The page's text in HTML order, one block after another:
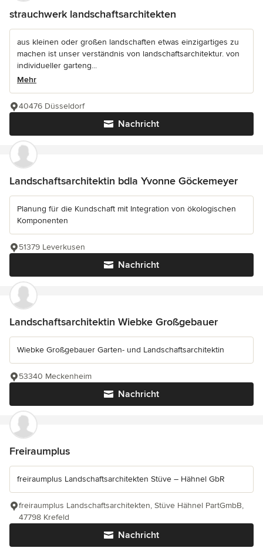
strauchwerk landschaftsarchitekten
aus kleinen oder großen landschaften etwas einzigartiges zu
machen ist unser verständnis von landschaftsarchitektur. von
individueller garteng...
Mehr
Nachricht
40476 Düsseldorf
Landschaftsarchitektin bdla Yvonne Göckemeyer
Planung für die Kundschaft mit Integration von ökologischen
Komponenten
Nachricht
51379 Leverkusen
Landschaftsarchitektin Wiebke Großgebauer
Wiebke Großgebauer Garten- und Landschaftsarchitektin
Nachricht
53340 Meckenheim
Freiraumplus
freiraumplus Landschaftsarchitekten Stüve – Hähnel GbR
Nachricht
freiraumplus Landschaftsarchitekten, Stüve Hähnel PartGmbB,
47798 Krefeld